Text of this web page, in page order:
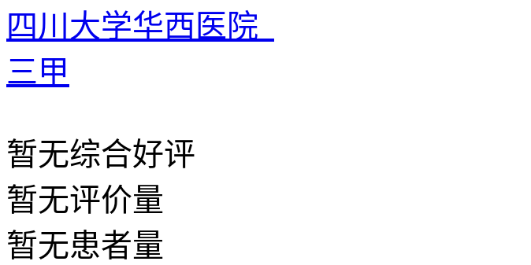
四川大学华西医院
三甲
暂无综合好评
暂无评价量
暂无患者量